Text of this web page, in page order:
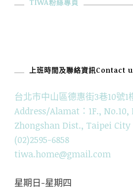
TIWA粉絲專頁
上班時間及聯絡資訊Contact
台北市中山區德惠街3巷10號1
Address/Alamat：1F., No.10,
Zhongshan Dist., Taipei City
(02)2595-6858
tiwa.home@gmail.com
星期日-星期四